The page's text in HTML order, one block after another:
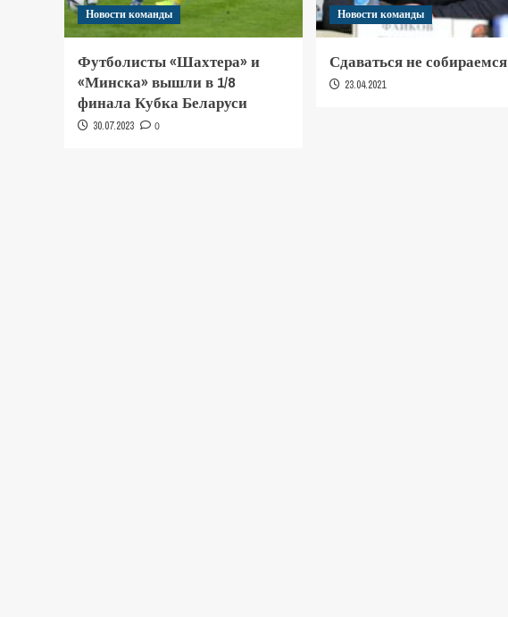
Новости команды
Футболисты «Шахтера» и
«Минска» вышли в 1/8
финала Кубка Беларуси
30.07.2023 0
Новости команды
Сдаваться не собираемся
23.04.2021